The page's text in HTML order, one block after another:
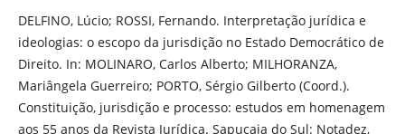
DELFINO, Lúcio; ROSSI, Fernando. Interpretação jurídica e
ideologias: o escopo da jurisdição no Estado Democrático de
Direito. In: MOLINARO, Carlos Alberto; MILHORANZA,
Mariângela Guerreiro; PORTO, Sérgio Gilberto (Coord.).
Constituição, jurisdição e processo: estudos em homenagem
aos 55 anos da Revista Jurídica. Sapucaia do Sul: Notadez,